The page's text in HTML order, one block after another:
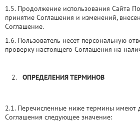
1.5. Продолжение использования Сайта
принятие Соглашения и изменений,
Соглашение.
1.6. Пользователь несет персональную
проверку настоящего Соглашения на
ОПРЕДЕЛЕНИЯ ТЕРМИНОВ
2.1. Перечисленные ниже термины имеют
Соглашения следующее значение: